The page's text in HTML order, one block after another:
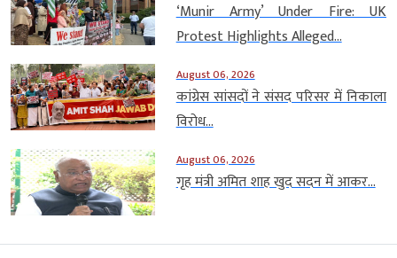
‘Munir Army’ Under Fire: UK
Protest Highlights Alleged...
August 06, 2026
कांग्रेस सांसदों ने संसद परिसर में निकाला
विरोध...
August 06, 2026
गृह मंत्री अमित शाह खुद सदन में आकर...